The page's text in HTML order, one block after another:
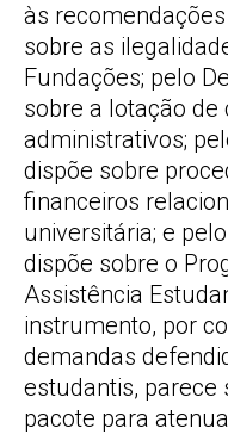
às
sobre as
Fundações; pelo
sobre a lotação de
administrativos;
dispõe sobre
financeiros
universitária; e
dispõe sobre o
Assistência
instrumento, por
demandas
estudantis, parece
pacote para